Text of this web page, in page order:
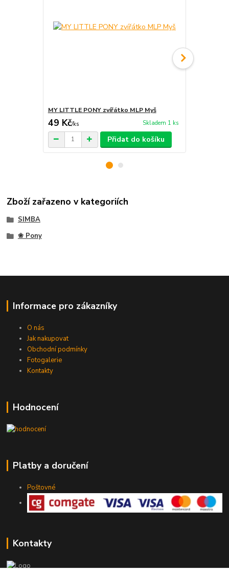
MY LITTLE PONY zvířátko MLP Myš
49 Kč/ks Skladem 1 ks
Přidat do košíku
Zboží zařazeno v kategoriích
SIMBA
❀ Pony
Informace pro zákazníky
O nás
Jak nakupovat
Obchodní podmínky
Fotogalerie
Kontakty
Hodnocení
Platby a doručení
Poštovné
Kontakty